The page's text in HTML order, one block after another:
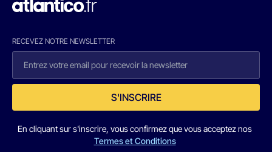
RECEVEZ NOTRE NEWSLETTER
S'INSCRIRE
En cliquant sur s'inscrire, vous confirmez que vous acceptez nos
Termes et Conditions